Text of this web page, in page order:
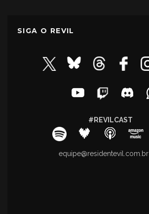
SIGA O REVIL
#REVILCAST
equipe@residentevil.com.br